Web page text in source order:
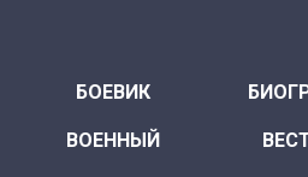
БОЕВИК
ВОЕННЫЙ